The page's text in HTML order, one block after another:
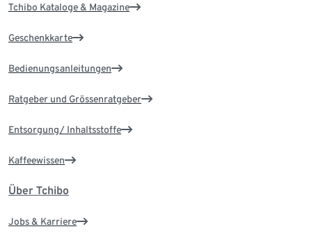
Tchibo Kataloge & Magazine
Geschenkkarte
Bedienungsanleitungen
Ratgeber und Grössenratgeber
Entsorgung/ Inhaltsstoffe
Kaffeewissen
Über Tchibo
Jobs & Karriere